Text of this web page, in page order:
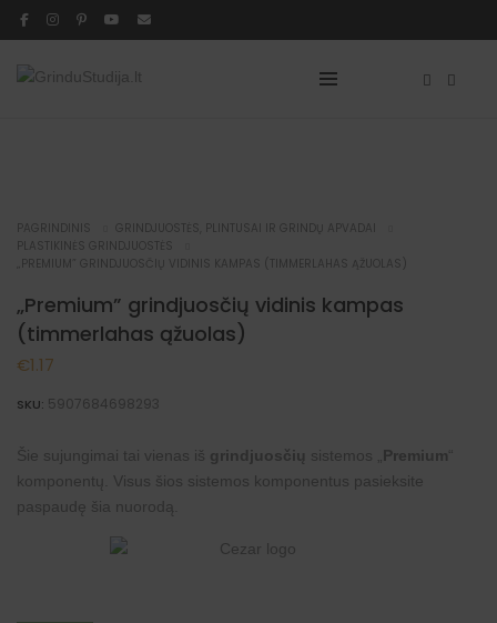
PAGRINDINIS
GRINDJUOSTĖS, PLINTUSAI IR GRINDŲ APVADAI
PLASTIKINĖS GRINDJUOSTĖS
„PREMIUM” GRINDJUOSČIŲ VIDINIS KAMPAS (TIMMERLAHAS ĄŽUOLAS)
„Premium” grindjuosčių vidinis kampas
(timmerlahas ąžuolas)
€1.17
SKU: 5907684698293
Šie sujungimai tai vienas iš grindjuosčių sistemos „ Premium “
komponentų. Visus šios sistemos komponentus pasieksite
paspaudę šia nuorodą